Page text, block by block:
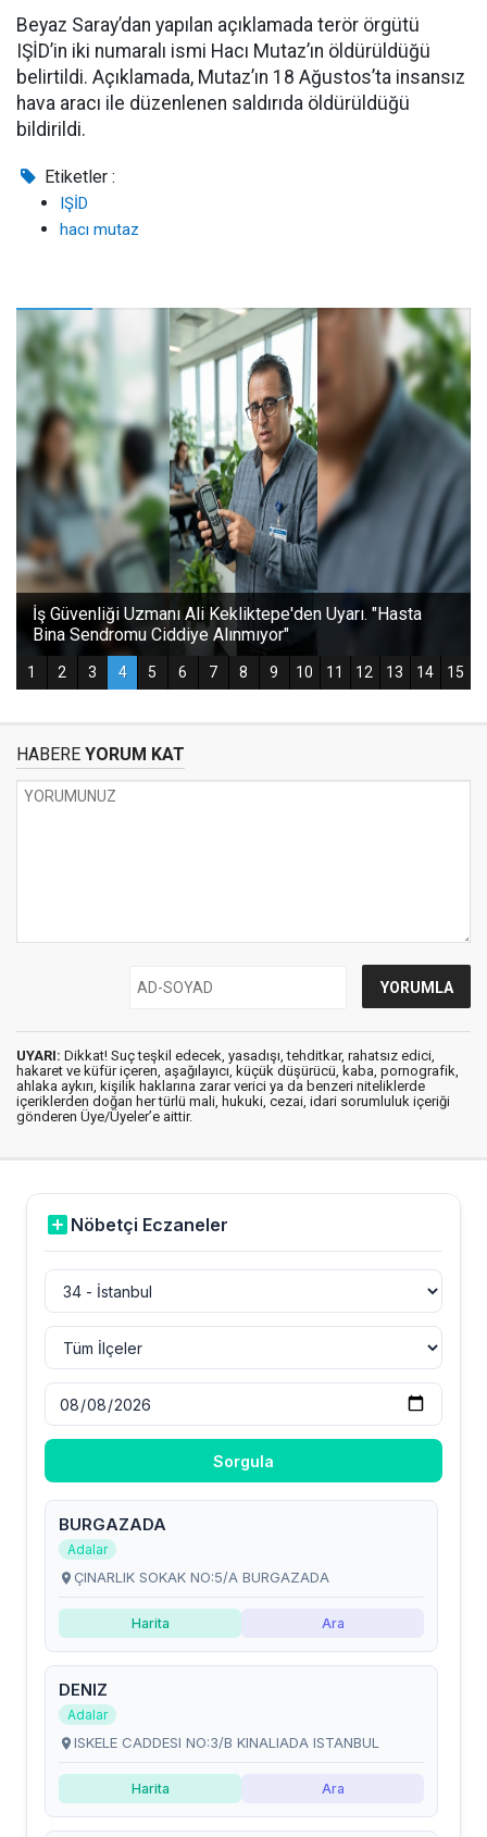
Beyaz Saray’dan yapılan açıklamada terör örgütü
IŞİD’in iki numaralı ismi Hacı Mutaz’ın öldürüldüğü
belirtildi. Açıklamada, Mutaz’ın 18 Ağustos’ta insansız
hava aracı ile düzenlenen saldırıda öldürüldüğü
bildirildi.
Etiketler :
IŞİD
hacı mutaz
HABERE YORUM KAT
UYARI: Dikkat! Suç teşkil edecek, yasadışı, tehditkar, rahatsız edici,
hakaret ve küfür içeren, aşağılayıcı, küçük düşürücü, kaba, pornografik,
ahlaka aykırı, kişilik haklarına zarar verici ya da benzeri niteliklerde
içeriklerden doğan her türlü mali, hukuki, cezai, idari sorumluluk içeriği
gönderen Üye/Üyeler’e aittir.